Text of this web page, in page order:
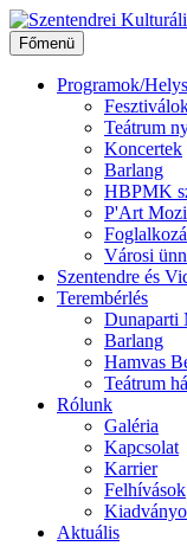
Ugrás
a
tartalomhoz
Főmenü
Programok/
Teátrum
Koncertek
Barlang
HBPMK
P'Art Mozi
Városi
Szentendre és
Terembérlés
Dunaparti
Barlang
Hamvas
Teátrum
Rólunk
Galéria
Kapcsolat
Karrier
Felhívások
Aktuális